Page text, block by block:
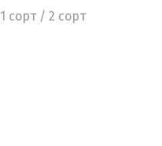
1 сорт / 2 сорт